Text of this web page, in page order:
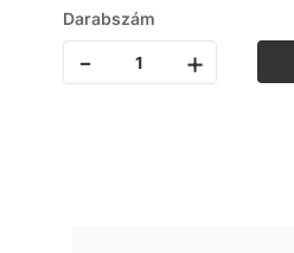
Darabszám
- +